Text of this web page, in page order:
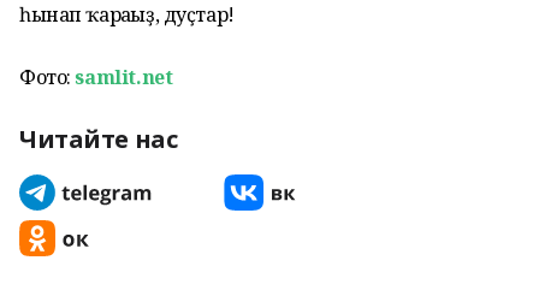
һынап ҡарағыҙ, дуҫтар!
Фото:samlit.net
Читайте нас